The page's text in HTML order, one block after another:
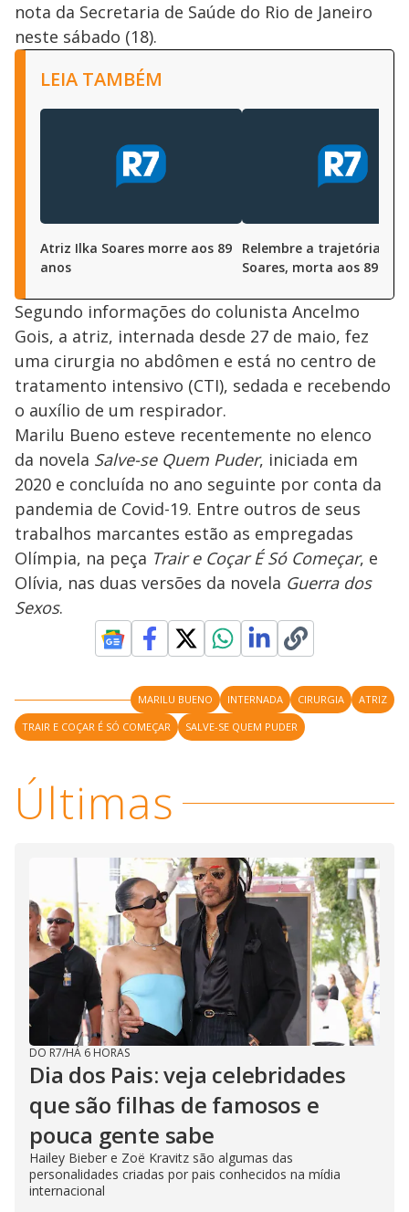
nota da Secretaria de Saúde do Rio de Janeiro
neste sábado (18).
LEIA TAMBÉM
Atriz Ilka Soares morre aos 89
anos
Relembre a trajetória de
Soares, morta aos 89
Segundo informações do colunista Ancelmo
Gois, a atriz, internada desde 27 de maio, fez
uma cirurgia no abdômen e está no centro de
tratamento intensivo (CTI), sedada e recebendo
o auxílio de um respirador.
Marilu Bueno esteve recentemente no elenco
da novela Salve-se Quem Puder, iniciada em
2020 e concluída no ano seguinte por conta da
pandemia de Covid-19. Entre outros de seus
trabalhos marcantes estão as empregadas
Olímpia, na peça Trair e Coçar É Só Começar, e
Olívia, nas duas versões da novela Guerra dos
Sexos.
MARILU BUENO INTERNADA CIRURGIA
ATRIZ
TRAIR E COÇAR É SÓ COMEÇAR
SALVE-SE QUEM PUDER
Últimas
DO R7/HÁ 6 HORAS
Dia dos Pais: veja celebridades
que são filhas de famosos e
pouca gente sabe
Hailey Bieber e Zoë Kravitz são algumas das
personalidades criadas por pais conhecidos na mídia
internacional